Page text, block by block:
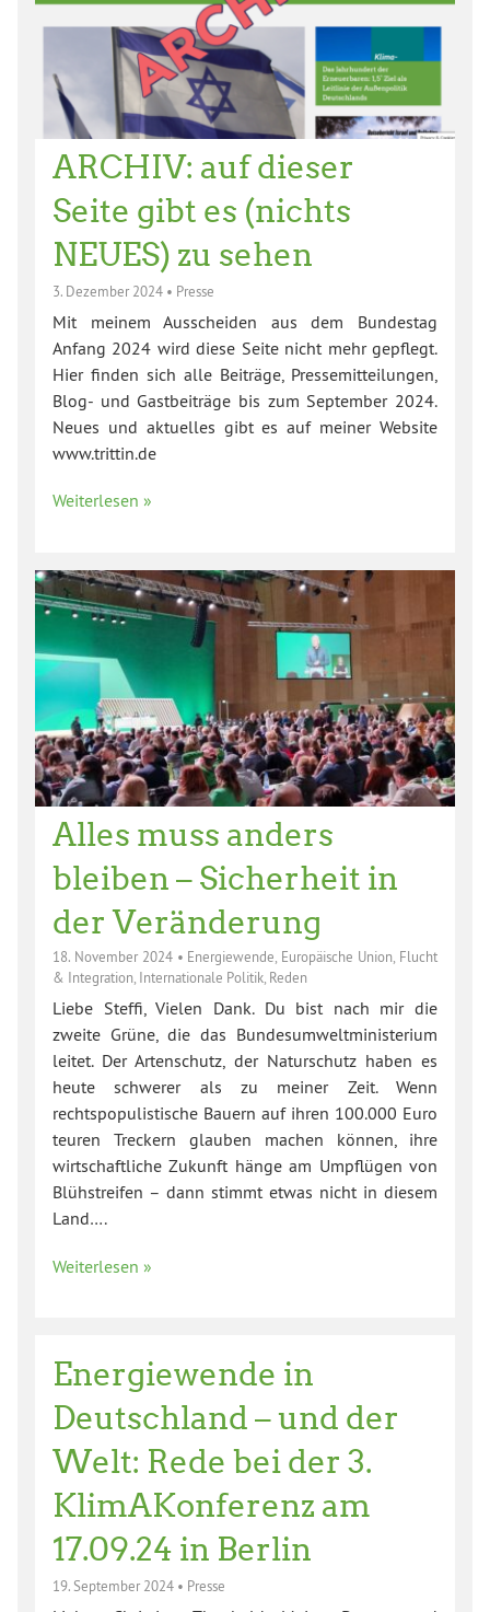
ARCHIV: auf dieser
Seite gibt es (nichts
NEUES) zu sehen
3. Dezember 2024 • Presse
Mit meinem Ausscheiden aus dem Bundestag
Anfang 2024 wird diese Seite nicht mehr gepflegt.
Hier finden sich alle Beiträge, Pressemitteilungen,
Blog- und Gastbeiträge bis zum September 2024.
Neues und aktuelles gibt es auf meiner Website
www.trittin.de
Weiterlesen »
Alles muss anders
bleiben – Sicherheit in
der Veränderung
18. November 2024• Energiewende Europäische Union Flucht
& Integration Internationale Politik Reden
Liebe Steffi, Vielen Dank. Du bist nach mir die
zweite Grüne, die das Bundesumweltministerium
leitet. Der Artenschutz, der Naturschutz haben es
heute schwerer als zu meiner Zeit. Wenn
rechtspopulistische Bauern auf ihren 100.000 Euro
teuren Treckern glauben machen können, ihre
wirtschaftliche Zukunft hänge am Umpflügen von
Blühstreifen – dann stimmt etwas nicht in diesem
Land….
Weiterlesen »
Energiewende in
Deutschland – und der
Welt: Rede bei der 3.
KlimAKonferenz am
17.09.24 in Berlin
19. September 2024 • Presse